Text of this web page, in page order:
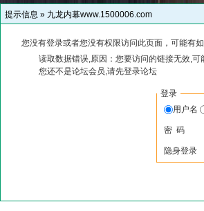
提示信息 » 九龙内幕www.1500006.com
您没有登录或者您没有权限访问此页面，可能有
读取数据错误,原因：您要访问的链接无效,
您还不是论坛会员,请先登录论坛
登录
用户名
密 码
隐身登录